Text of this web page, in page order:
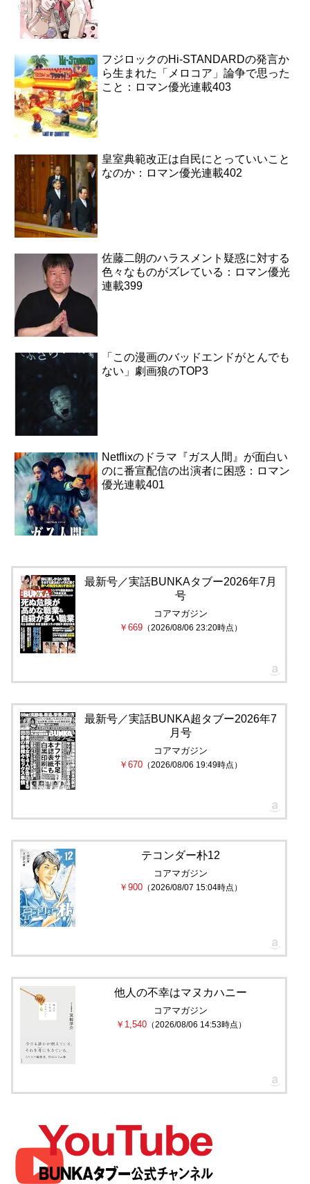
フジロックのHi-STANDARDの発言か
ら生まれた「メロコア」論争で思った
こと：ロマン優光連載403
皇室典範改正は自民にとっていいこと
なのか：ロマン優光連載402
佐藤二朗のハラスメント疑惑に対する
色々なものがズレている：ロマン優光
連載399
「この漫画のバッドエンドがとんでも
ない」劇画狼のTOP3
Netflixのドラマ『ガス人間』が面白い
のに番宣配信の出演者に困惑：ロマン
優光連載401
最新号／実話BUNKAタブー2026年7月
号
コアマガジン
￥669 （2026/08/06 23:20時点）
最新号／実話BUNKA超タブー2026年7
月号
コアマガジン
￥670 （2026/08/06 19:49時点）
テコンダー朴12
コアマガジン
￥900 （2026/08/07 15:04時点）
他人の不幸はマヌカハニー
コアマガジン
￥1,540（2026/08/06 14:53時点）